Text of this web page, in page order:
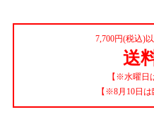
7,700円(税込)
送
【※水曜日
【※8月10日は